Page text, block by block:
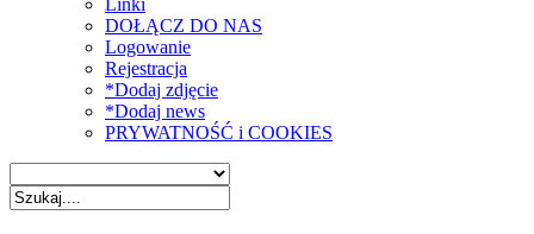
Linki
DOŁĄCZ DO NAS
Logowanie
Rejestracja
*Dodaj zdjęcie
*Dodaj news
PRYWATNOŚĆ i COOKIES